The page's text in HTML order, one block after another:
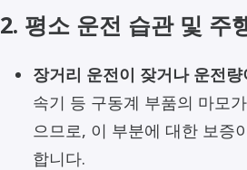
2. 평소 운전 습관 및 주
장거리 운전이 잦거나 운전
속기 등 구동계 부품의 마모
으므로, 이 부분에 대한 보증
합니다.